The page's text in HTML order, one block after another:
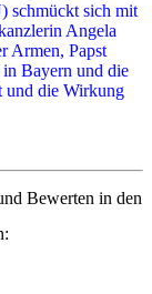
schmückt sich mit
Angela
Armen, Papst
in Bayern und die
und die Wirkung
Bewerten in den